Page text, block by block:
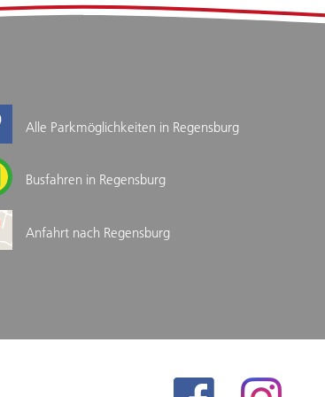
Alle Parkmöglichkeiten in Regensburg
Busfahren in Regensburg
Anfahrt nach Regensburg